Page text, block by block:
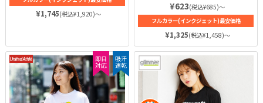
でも安心です♪ 紫外線カット
（UPF30）と、吸水速乾性を併せ持
っており、マラソン（ジョギング）
肌から汗を吸収し乾燥させるので、
常に快適な着心地です♪
¥1,745(税込¥1,920)～
時期にも活用いただけます。
¥623(税込¥685)～
フルカラー(インクジェット)最安価格
¥1,325(税込¥1,458)～
即日
対応
吸汗
速乾